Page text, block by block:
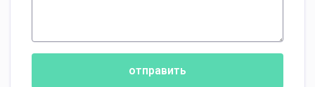
отправить